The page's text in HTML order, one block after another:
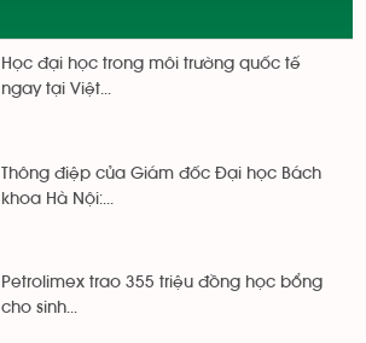
Học đại học trong môi trường quốc tế
ngay tại Việt...
Thông điệp của Giám đốc Đại học Bách
khoa Hà Nội:...
Petrolimex trao 355 triệu đồng học bổng
cho sinh...